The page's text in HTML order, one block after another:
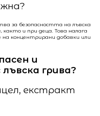
за безопасността на лъвска
както и при деца. Това налага
на концентрирани добавки или
и
грива?
екстракт